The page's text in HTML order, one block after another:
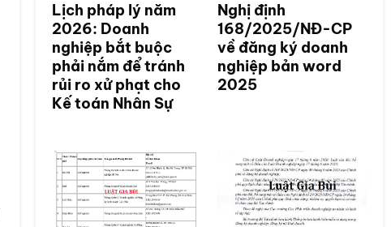
Lịch pháp lý năm
2026: Doanh
nghiệp bắt buộc
phải nắm để tránh
rủi ro xử phạt cho
Kế toán Nhân Sự
Nghị định
168/2025/NĐ-CP
về đăng ký doanh
nghiệp bản word
2025